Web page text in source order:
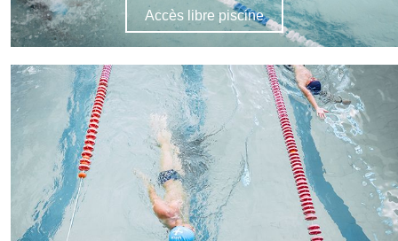
Accès libre piscine